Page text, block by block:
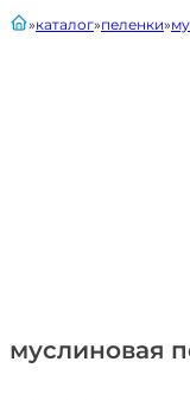
муслиновая
главнаякаталог пеленки